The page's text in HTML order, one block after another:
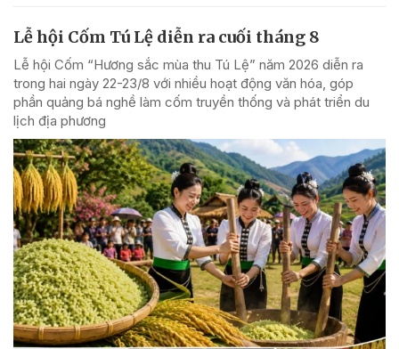
Lễ hội Cốm Tú Lệ diễn ra cuối tháng 8
Lễ hội Cốm “Hương sắc mùa thu Tú Lệ” năm 2026 diễn ra
trong hai ngày 22-23/8 với nhiều hoạt động văn hóa, góp
phần quảng bá nghề làm cốm truyền thống và phát triển du
lịch địa phương